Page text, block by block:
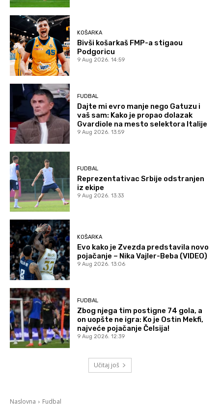
KOŠARKA
Bivši košarkaš FMP-a stigaou
Podgoricu
9 Aug 2026. 14:59
FUDBAL
Dajte mi evro manje nego Gatuzu i
vaš sam: Kako je propao dolazak
Gvardiole na mesto selektora Italije
9 Aug 2026. 13:59
FUDBAL
Reprezentativac Srbije odstranjen
iz ekipe
9 Aug 2026. 13:33
KOŠARKA
Evo kako je Zvezda predstavila novo
pojačanje – Nika Vajler-Beba (VIDEO)
9 Aug 2026. 13:06
FUDBAL
Zbog njega tim postigne 74 gola, a
on uopšte ne igra: Ko je Ostin Mekfi,
najveće pojačanje Čelsija!
9 Aug 2026. 12:39
Učitaj još